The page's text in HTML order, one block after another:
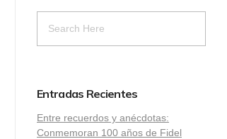
Entradas Recientes
Entre recuerdos y anécdotas:
Conmemoran 100 años de Fidel